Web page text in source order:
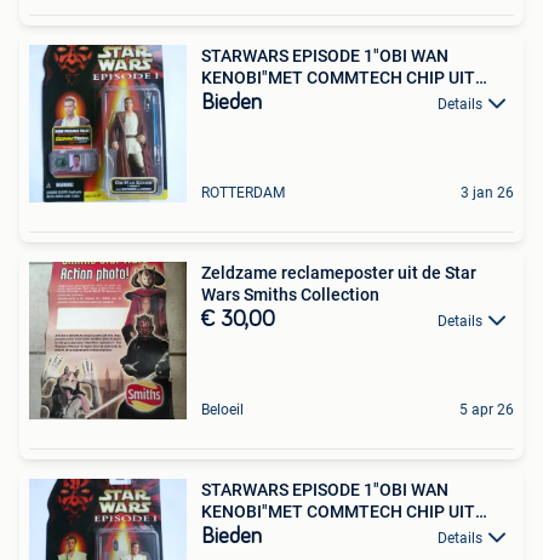
STARWARS EPISODE 1"OBI WAN
KENOBI"MET COMMTECH CHIP UIT
1999
Bieden Details
ROTTERDAM 3 jan 26
Zeldzame reclameposter uit de Star
Wars Smiths Collection
€ 30,00 Details
Beloeil 5 apr 26
STARWARS EPISODE 1"OBI WAN
KENOBI"MET COMMTECH CHIP UIT
1999
Bieden Details